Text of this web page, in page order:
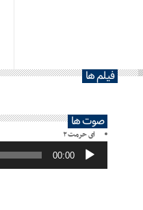
فیلم ها
صوت ها
ای حرمت ۲
پخش‌کننده
صوت 00:00